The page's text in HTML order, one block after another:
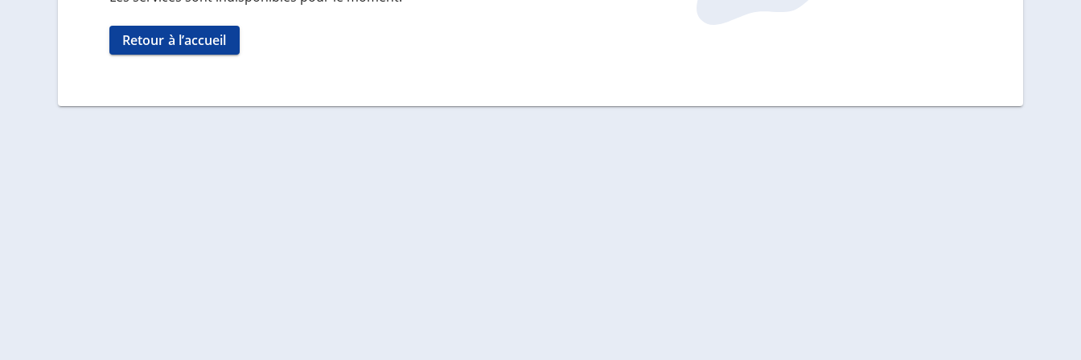
Retour à l’accueil